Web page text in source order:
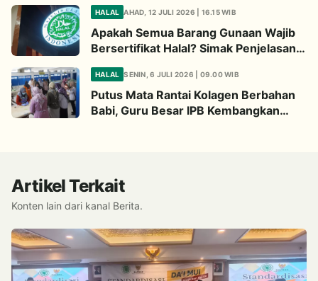
HALAL AHAD, 12 JULI 2026 | 16.15 WIB
Apakah Semua Barang Gunaan Wajib
Bersertifikat Halal? Simak Penjelasan
Ini
HALAL SENIN, 6 JULI 2026 | 09.00 WIB
Putus Mata Rantai Kolagen Berbahan
Babi, Guru Besar IPB Kembangkan
Artikel Terkait
Konten lain dari kanal Berita.